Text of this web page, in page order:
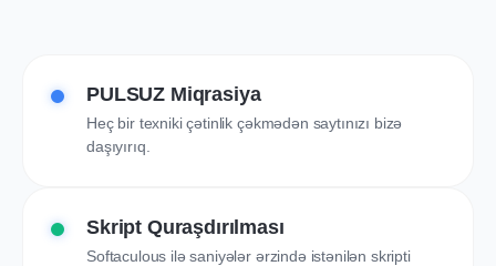
PULSUZ Miqrasiya
Heç bir texniki çətinlik çəkmədən saytınızı bizə
daşıyırıq.
Skript Quraşdırılması
Softaculous ilə saniyələr ərzində istənilən skripti